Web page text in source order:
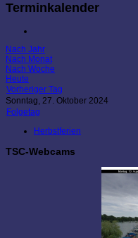
Terminkalender
Nach Jahr
Nach Monat
Nach Woche
Heute
Vorheriger Tag
Sonntag, 27. Oktober 2024
Folgetag
Herbstferien
TSC-Webcams